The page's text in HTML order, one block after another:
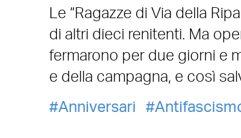
Le “Ragazze di Via della
di altri dieci renitenti. Ma
fermarono per due giorni e
e della campagna, e così
Anniversari